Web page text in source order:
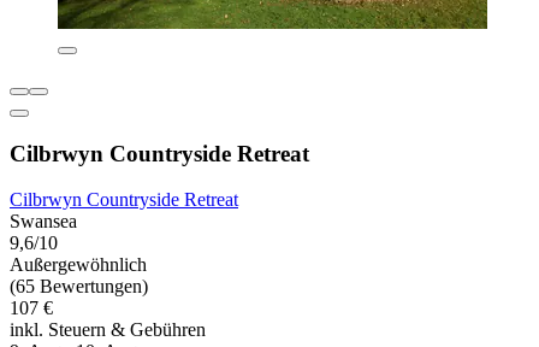
Cilbrwyn Countryside Retreat
Cilbrwyn Countryside Retreat
Swansea
9,6/10
Außergewöhnlich
(65 Bewertungen)
107 €
inkl. Steuern & Gebühren